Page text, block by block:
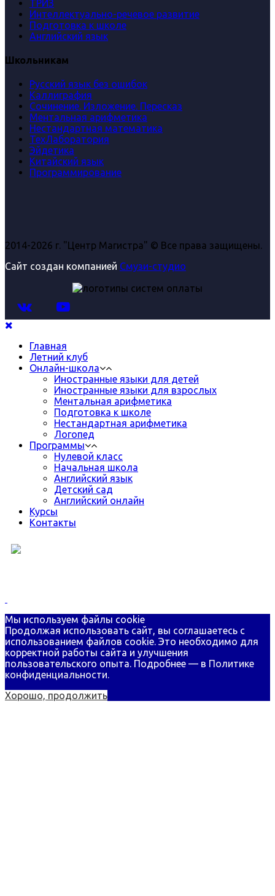
ТРИЗ
Интеллектуально-речевое развитие
Подготовка к школе
Английский язык
Школьникам
Русский язык без ошибок
Каллиграфия
Сочинение. Изложение. Пересказ
Ментальная арифметика
Нестандартная математика
ТехЛаборатория
Эйдетика
Китайский язык
Программирование
2014-2026 г. "Центр Магистра" © Все права защищены.
Сайт создан компанией Смузи-студио
Главная
Летний клуб
Онлайн-школа
Иностранные языки для детей
Иностранные языки для взрослых
Ментальная арифметика
Подготовка к школе
Нестандартная арифметика
Логопед
Программы
Нулевой класс
Начальная школа
Английский язык
Детский сад
Английский онлайн
Курсы
Контакты
Мы используем файлы cookie
Продолжая использовать сайт, вы соглашаетесь с
использованием файлов cookie. Это необходимо для
корректной работы сайта и улучшения
пользовательского опыта. Подробнее — в Политике
конфиденциальности.
Хорошо, продолжить